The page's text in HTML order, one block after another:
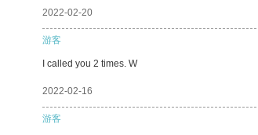
2022-02-20
游客
I called you 2 times. W
2022-02-16
游客